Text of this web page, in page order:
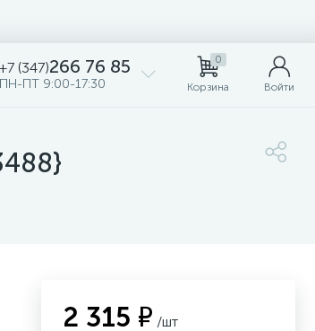
+7 (347)266 76 85
ПН-ПТ 9:00-17:30
0
Корзина Войти
2 315 ₽ /шт